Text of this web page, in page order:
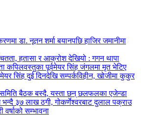
डा. नूतन शर्मा बयानपछि हाजिर जमानीमा
हतासा र आक्रोश देखियो : गगन थापा
कपिलवस्तुका पूर्वमेयर सिंह जंगलमा मृत भेटिए
सिंह दुई दिनदेखि सम्पर्कविहीन, खोजीमा कुकुर
बैठक बस्दै, यस्ता छन् छलफलका एजेन्डा
भन्दै ३७ लाख ठगी, गोकर्णेश्वरबाट दुलाल पक्राउ
वर्षाको सम्भावना